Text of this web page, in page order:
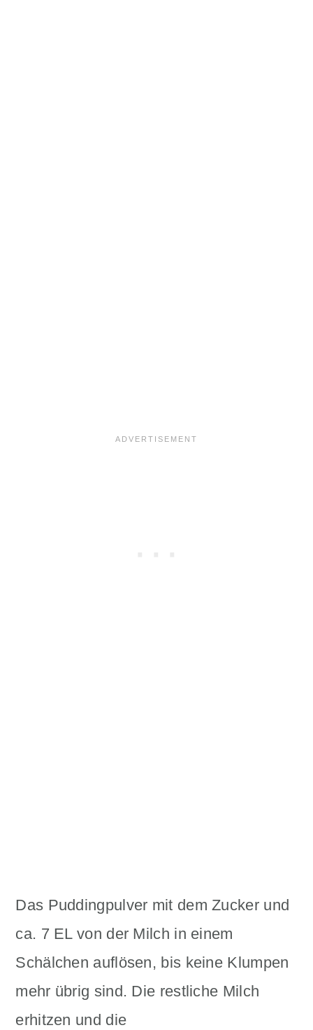
Das Puddingpulver mit dem Zucker und
ca. 7 EL von der Milch in einem
Schälchen auflösen, bis keine Klumpen
mehr übrig sind. Die restliche Milch
erhitzen und die